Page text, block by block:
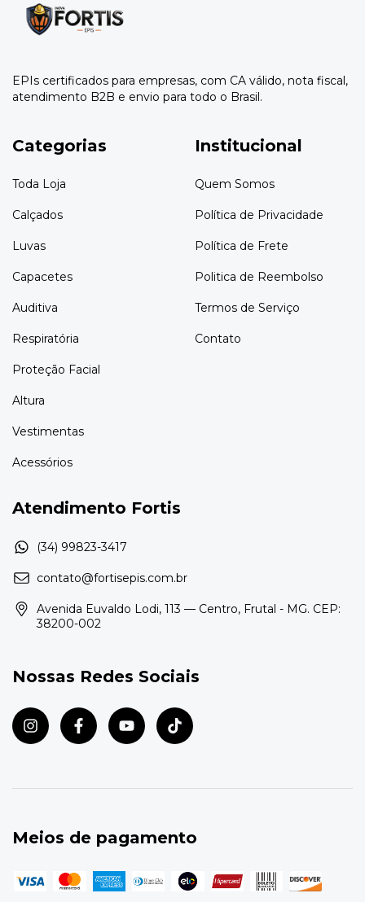
EPIs certificados para empresas, com CA válido, nota fiscal,
atendimento B2B e envio para todo o Brasil.
Categorias
Toda Loja
Calçados
Luvas
Capacetes
Auditiva
Respiratória
Proteção Facial
Altura
Vestimentas
Acessórios
Institucional
Quem Somos
Política de Privacidade
Política de Frete
Politica de Reembolso
Termos de Serviço
Contato
Atendimento Fortis
contato@fortisepis.com.br
Avenida Euvaldo Lodi, 113 — Centro, Frutal - MG. CEP:
38200-002
Nossas Redes Sociais
Meios de pagamento